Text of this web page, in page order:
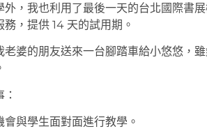
外，我也利用了最後一天的台北國際書
務，提供 14 天的試用期。
老婆的朋友送來一台腳踏車給小悠悠，
會與學生面對面進行教學。